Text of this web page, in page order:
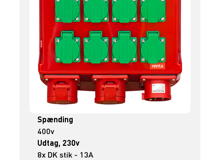
Spænding
400v
Udtag, 230v
8x DK stik - 13A